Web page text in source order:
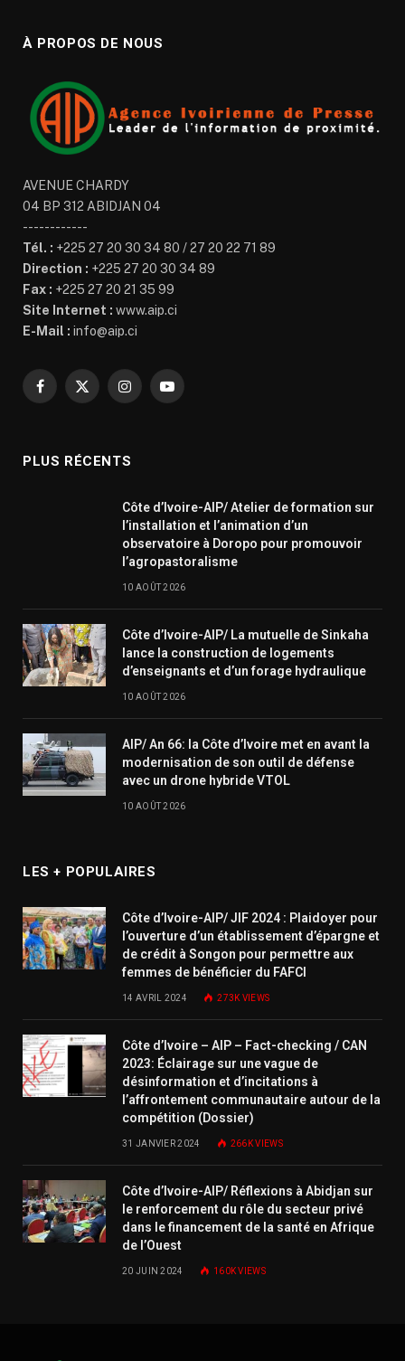
À PROPOS DE NOUS
AVENUE CHARDY
04 BP 312 ABIDJAN 04
------------
Tél. : +225 27 20 30 34 80 / 27 20 22 71 89
Direction : +225 27 20 30 34 89
Fax : +225 27 20 21 35 99
Site Internet : www.aip.ci
E-Mail : info@aip.ci
Facebook
X
InstagramYouTube
PLUS RÉCENTS
Côte d’Ivoire-AIP/ Atelier de formation sur
l’installation et l’animation d’un
observatoire à Doropo pour promouvoir
l’agropastoralisme
10 AOÛT 2026
Côte d’Ivoire-AIP/ La mutuelle de Sinkaha
lance la construction de logements
d’enseignants et d’un forage hydraulique
10 AOÛT 2026
AIP/ An 66: la Côte d’Ivoire met en avant la
modernisation de son outil de défense
avec un drone hybride VTOL
10 AOÛT 2026
LES + POPULAIRES
Côte d’Ivoire-AIP/ JIF 2024 : Plaidoyer pour
l’ouverture d’un établissement d’épargne et
de crédit à Songon pour permettre aux
femmes de bénéficier du FAFCI
14 AVRIL 2024 273K VIEWS
Côte d’Ivoire – AIP – Fact-checking / CAN
2023: Éclairage sur une vague de
désinformation et d’incitations à
l’affrontement communautaire autour de la
compétition (Dossier)
31 JANVIER 2024 266KVIEWS
Côte d’Ivoire-AIP/ Réflexions à Abidjan sur
le renforcement du rôle du secteur privé
dans le financement de la santé en Afrique
de l’Ouest
20 JUIN 2024 160KVIEWS